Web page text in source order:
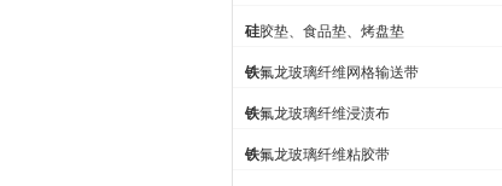
硅胶垫、食品垫、烤盘垫
铁氟龙玻璃纤维网格输送带
铁氟龙玻璃纤维浸渍布
铁氟龙玻璃纤维粘胶带